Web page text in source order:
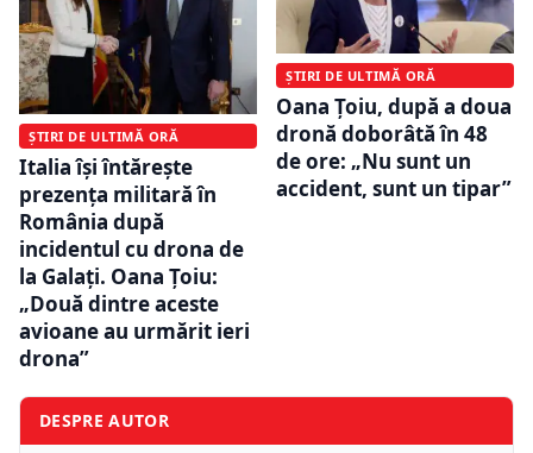
ȘTIRI DE ULTIMĂ ORĂ
Italia își întărește
prezența militară în
România după
incidentul cu drona de
la Galați. Oana Țoiu:
„Două dintre aceste
avioane au urmărit ieri
drona”
ȘTIRI DE ULTIMĂ ORĂ
Oana Țoiu, după a doua
dronă doborâtă în 48
de ore: „Nu sunt un
accident, sunt un tipar”
DESPRE AUTOR